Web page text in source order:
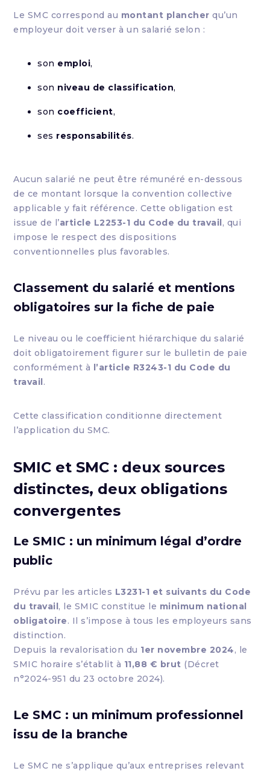
Le SMC correspond au montant plancher qu’un
employeur doit verser à un salarié selon :
son emploi,
son niveau de classification,
son coefficient,
ses responsabilités.
Aucun salarié ne peut être rémunéré en-dessous
de ce montant lorsque la convention collective
applicable y fait référence. Cette obligation est
issue de l’article L2253-1 du Code du travail, qui
impose le respect des dispositions
conventionnelles plus favorables.
Classement du salarié et mentions
obligatoires sur la fiche de paie
Le niveau ou le coefficient hiérarchique du salarié
doit obligatoirement figurer sur le bulletin de paie
conformément à l’article R3243-1 du Code du
travail.
Cette classification conditionne directement
l’application du SMC.
SMIC et SMC : deux sources
distinctes, deux obligations
convergentes
Le SMIC : un minimum légal d’ordre
public
Prévu par les articles L3231-1 et suivants du Code
du travail, le SMIC constitue le minimum national
obligatoire. Il s’impose à tous les employeurs sans
distinction.
Depuis la revalorisation du 1er novembre 2024, le
SMIC horaire s’établit à 11,88 € brut (Décret
n°2024-951 du 23 octobre 2024).
Le SMC : un minimum professionnel
issu de la branche
Le SMC ne s’applique qu’aux entreprises relevant